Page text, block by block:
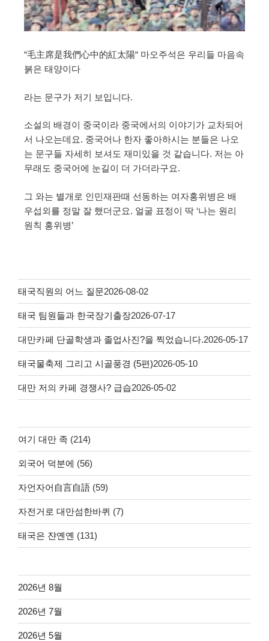
“毛主席是我們心中的紅太陽“ 마오주석은 우리들 마음속
붉은 태양이다
라는 문구가 저기 보입니다.
소설의 배경이 중국이라 중국에서의 이야기가 교차되어
서 나오는데요. 중국어나 한자 좋아하시는 분들은 나오
는 문구들 자세히 보셔도 재미있을 것 같습니다. 저는 아
무래도 중국어에 눈길이 더 가더라구요.
그 와는 별개로 인민재판때 선동하는 여자홍위병은 배
우섭외를 정말 잘 했더군요. 얼굴 표정이 딱 ‘나는 원리
원칙 홍위병’
태국직원의 어느 질문2026-08-02
태국 팀원들과 한국장기출장2026-07-17
대만카페 단골학생과 졸업사진?을 찍었습니다.2026-05-17
태국물축제 그리고 시골풍경 (5편)2026-05-10
대만 저의 카페 경쟁사? 급습2026-05-02
여기 대만 족 (214)
외국어 덕분에 (56)
자언자어自言自語 (59)
자전거로 대만섬한바퀴 (7)
태국은 쟌옌옌 (131)
2026년 8월
2026년 7월
2026년 5월